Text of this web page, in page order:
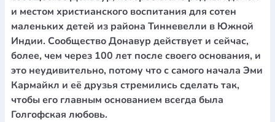
(097) 880-6379
Ми у Facebook
и местом христианского воспитания для сотен
маленьких детей из района Тинневелли в Южной
Индии. Сообщество Донавур действует и сейчас,
более, чем через 100 лет после своего основания, и
это неудивительно, потому что с самого начала Эми
Кармайкл и её друзья стремились сделать так,
чтобы его главным основанием всегда была
Голгофская любовь.